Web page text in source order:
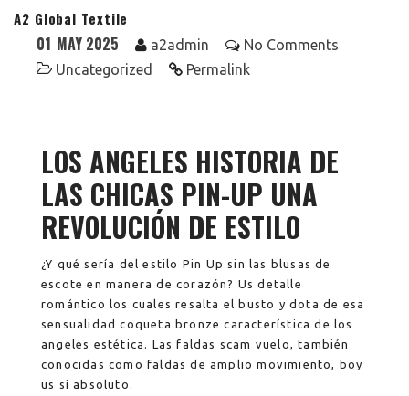
A2 Global Textile
01 MAY 2025 a2admin
No Comments
Uncategorized
Permalink
LOS ANGELES HISTORIA DE
LAS CHICAS PIN-UP UNA
REVOLUCIÓN DE ESTILO
¿Y qué sería del estilo Pin Up sin las blusas de
escote en manera de corazón? Us detalle
romántico los cuales resalta el busto y dota de esa
sensualidad coqueta bronze característica de los
angeles estética. Las faldas scam vuelo, también
conocidas como faldas de amplio movimiento, boy
us sí absoluto.